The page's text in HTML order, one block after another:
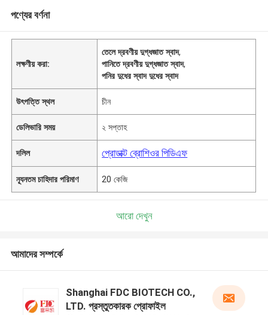
পণ্যের বর্ণনা
লক্ষণীয় করা:
তেলে দ্রবণীয় দুগ্ধজাত স্বাদ,
পানিতে দ্রবণীয় দুগ্ধজাত স্বাদ,
পনির দুধের স্বাদ দুধের স্বাদ
উৎপত্তি স্থল চীন
ডেলিভারি সময় ২ সপ্তাহ
দলিল প্রোডাক্ট ব্রোশিওর পিডিএফ
ন্যূনতম চাহিদার পরিমাণ 20 কেজি
আরো দেখুন
আমাদের সম্পর্কে
Shanghai FDC BIOTECH CO.,
LTD. প্রস্তুতকারক প্রোফাইল